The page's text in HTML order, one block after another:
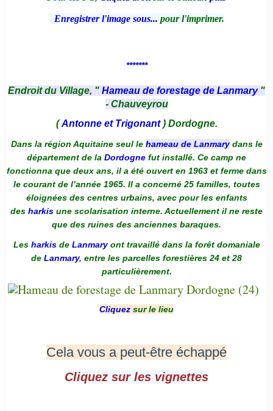
Enregistrer l'image sous... pour l'imprimer.
*******
Endroit du Village, " Hameau de forestage de Lanmary "
- Chauveyrou
(Antonne et Trigonant) Dordogne.
Dans la région Aquitaine seul le hameau de Lanmarydans le
département de la Dordogne fut installé. Ce camp ne
fonctionna que deux ans, il a été ouvert en 1963 et ferme dans
le courant de l’année 1965. Il a concerné 25 familles, toutes
éloignées des centres urbains, avec pour les enfants
des harkis une scolarisation interne. Actuellement il ne reste
que des ruines des anciennes baraques.
Les harkis de Lanmaryont travaillé dans la forêt domaniale
de Lanmary, entre les parcelles forestières 24 et 28
particulièrement.
Cliquez sur le lieu
Cela vous a peut-être échappé
Cliquez sur les vignettes